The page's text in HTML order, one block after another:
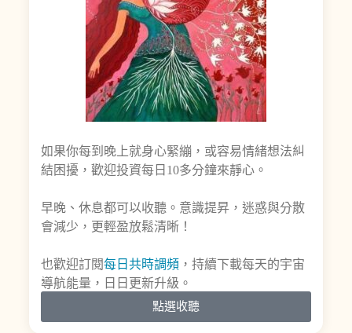
如果你每到晚上就身心緊繃，或容易情緒想法糾
結困擾，歡迎投資每日10多分鐘來靜心。
早晚、休息都可以收聽。意識提昇，迷惑與分散
會減少，更輕盈放鬆清晰！
也歡迎訂閱每日共時調頻 ，持續下載每天的宇宙
導航能量，日日更新升級。
點選收聽